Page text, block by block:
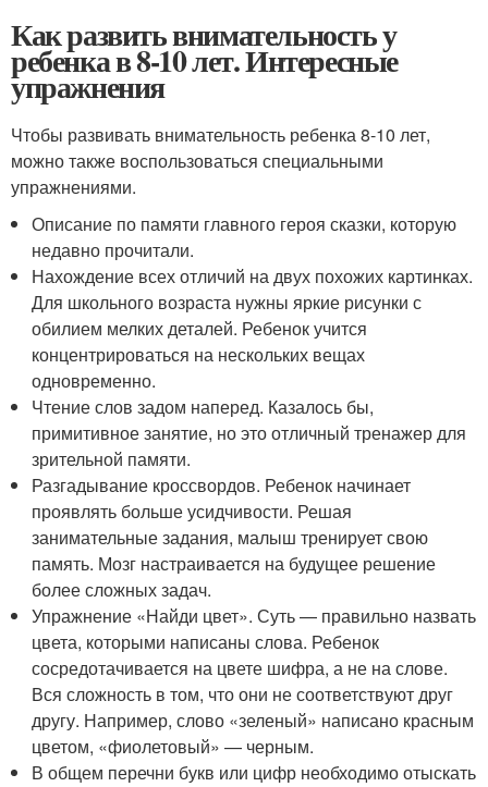
Как развить внимательность у
ребенка в 8-10 лет. Интересные
упражнения
Чтобы развивать внимательность ребенка 8-10 лет,
можно также воспользоваться специальными
упражнениями.
Описание по памяти главного героя сказки, которую
недавно прочитали.
Нахождение всех отличий на двух похожих картинках.
Для школьного возраста нужны яркие рисунки с
обилием мелких деталей. Ребенок учится
концентрироваться на нескольких вещах
одновременно.
Чтение слов задом наперед. Казалось бы,
примитивное занятие, но это отличный тренажер для
зрительной памяти.
Разгадывание кроссвордов. Ребенок начинает
проявлять больше усидчивости. Решая
занимательные задания, малыш тренирует свою
память. Мозг настраивается на будущее решение
более сложных задач.
Упражнение «Найди цвет». Суть — правильно назвать
цвета, которыми написаны слова. Ребенок
сосредотачивается на цвете шифра, а не на слове.
Вся сложность в том, что они не соответствуют друг
другу. Например, слово «зеленый» написано красным
цветом, «фиолетовый» — черным.
В общем перечни букв или цифр необходимо отыскать